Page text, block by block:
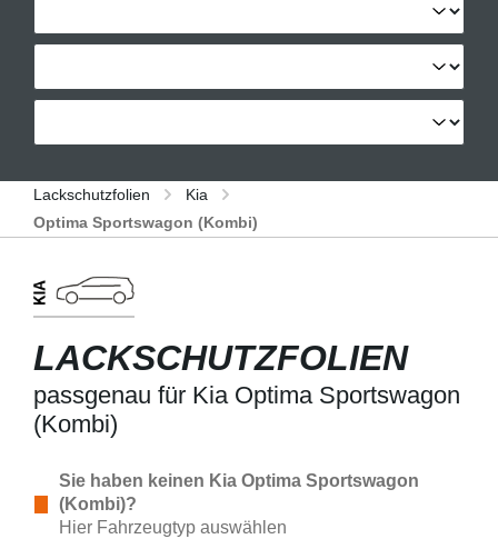
Lackschutzfolien
Kia
Optima Sportswagon (Kombi)
LACKSCHUTZFOLIEN
passgenau für Kia Optima Sportswagon
(Kombi)
Sie haben keinen Kia Optima Sportswagon
(Kombi)?
Hier Fahrzeugtyp auswählen